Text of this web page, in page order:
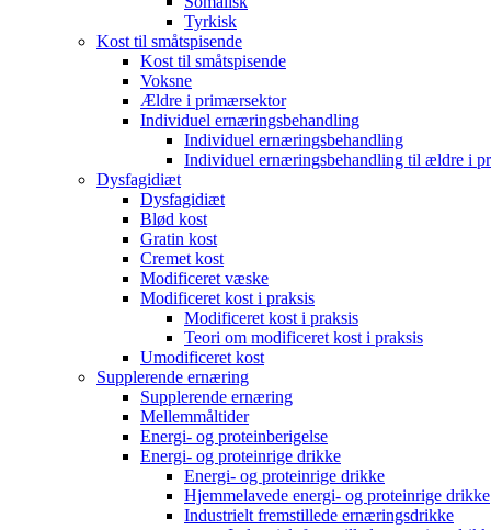
Tyrkisk
Kost til småtspisende
Kost til småtspisende
Voksne
Ældre i primærsektor
Individuel ernæringsbehandling
Individuel ernæringsbehandling
Individuel ernæringsbehandling til ældre i
Dysfagidiæt
Dysfagidiæt
Blød kost
Gratin kost
Cremet kost
Modificeret væske
Modificeret kost i praksis
Modificeret kost i praksis
Teori om modificeret kost i praksis
Umodificeret kost
Supplerende ernæring
Supplerende ernæring
Mellemmåltider
Energi- og proteinberigelse
Energi- og proteinrige drikke
Energi- og proteinrige drikke
Hjemmelavede energi- og proteinrige drikke
Industrielt fremstillede ernæringsdrikke